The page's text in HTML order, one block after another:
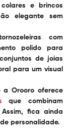
e brincos
elegante sem
com
polido para
de joias
para um visual
a Orooro oferece
que combinam
Assim, fica ainda
personalidade.